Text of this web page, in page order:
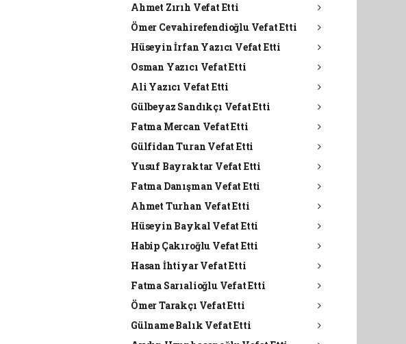
Ahmet Zırıh Vefat Etti
Ömer Cevahirefendioğlu Vefat Etti
Hüseyin İrfan Yazıcı Vefat Etti
Osman Yazıcı Vefat Etti
Ali Yazıcı Vefat Etti
Gülbeyaz Sandıkçı Vefat Etti
Fatma Mercan Vefat Etti
Gülfidan Turan Vefat Etti
Yusuf Bayraktar Vefat Etti
Fatma Danışman Vefat Etti
Ahmet Turhan Vefat Etti
Hüseyin Baykal Vefat Etti
Habip Çakıroğlu Vefat Etti
Hasan İhtiyar Vefat Etti
Fatma Sarıalioğlu Vefat Etti
Ömer Tarakçı Vefat Etti
Gülname Balık Vefat Etti